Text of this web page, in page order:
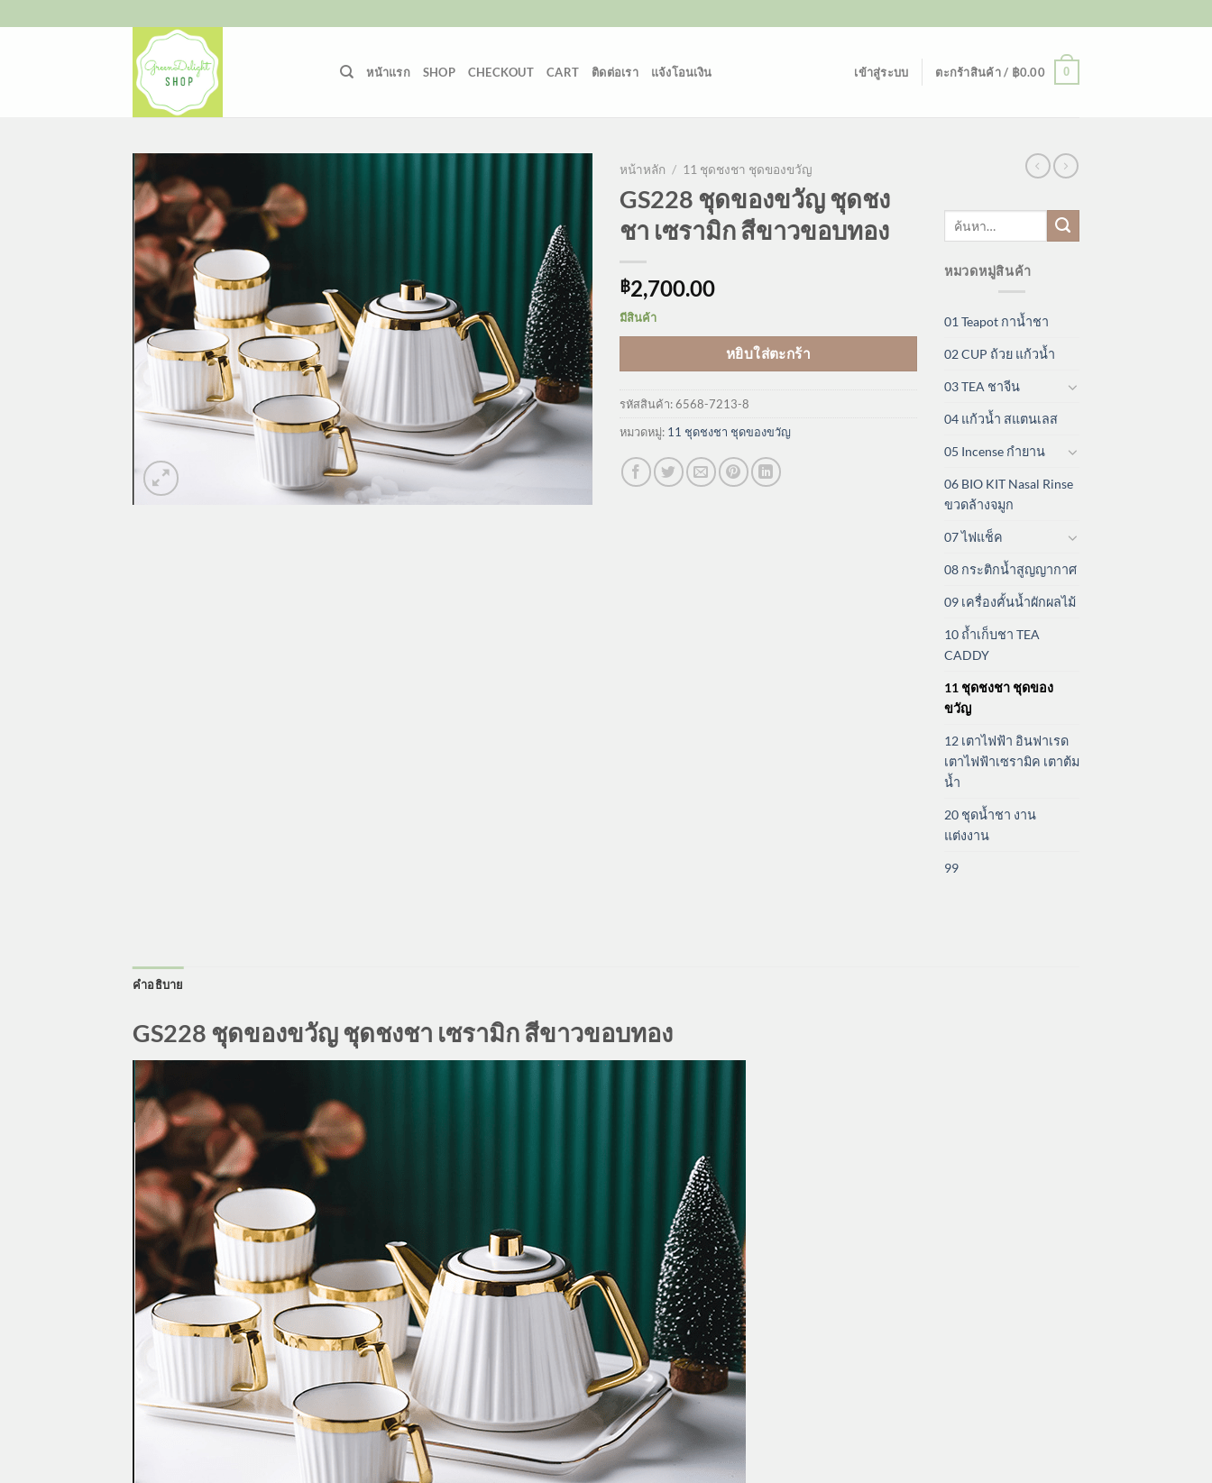
ไป
หน้าแรก SHOP CHECKOUT CART ติดต่อเรา แจ้งโอนเงิน เข้าสู่ระบบ ตะกร้าสินค้า / ฿0.00 0
หน้าหลัก / 11 ชุดชงชา ชุดของขวัญ
GS228 ชุดของขวัญ ชุดชง
ชา เซรามิก สีขาวขอบทอง
฿2,700.00
มีสินค้า
หยิบใส่ตะกร้า
รหัสสินค้า:6568-7213-8
หมวดหมู่: 11 ชุดชงชา ชุดของขวัญ
ค้นหา:
หมวดหมู่สินค้า
01 Teapot กาน้ำชา
02 CUP ถ้วย แก้วน้ำ
03 TEA ชาจีน
04 แก้วน้ำ สแตนเลส
05 Incense กำยาน
06 BIO KIT Nasal Rinse
ขวดล้างจมูก
07 ไฟแช็ค
08 กระติกน้ำสูญญากาศ
09 เครื่องคั้นน้ำผักผลไม้
10 ถ้ำเก็บชา TEA
CADDY
11 ชุดชงชา ชุดของ
ขวัญ
12 เตาไฟฟ้า อินฟาเรด
เตาไฟฟ้าเซรามิค เตาต้ม
น้ำ
20 ชุดน้ำชา งาน
แต่งงาน
99
คำอธิบาย
GS228 ชุดของขวัญ ชุดชงชา เซรามิก สีขาวขอบทอง